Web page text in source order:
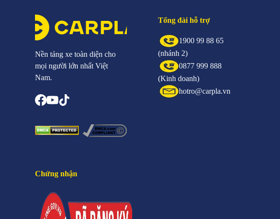
Nền tảng xe toàn diện cho
mọi người lớn nhất Việt
Nam.
Tổng đài hỗ trợ
1900 99 88 65
(nhánh 2)
0877 999 888
(Kinh doanh)
hotro@carpla.vn
Chứng nhận